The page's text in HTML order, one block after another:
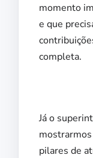
momento
e que
completa.
Já o
mostrarmos
pilares de